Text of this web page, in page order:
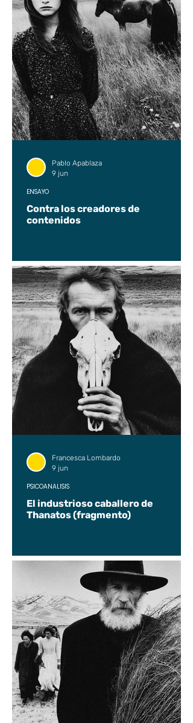
Contra los creadores de
contenidos
ENSAYO
Pablo Apablaza
9 jun
El industrioso caballero de
Thanatos (fragmento)
PSICOANÁLISIS
Francesca Lombardo
9 jun